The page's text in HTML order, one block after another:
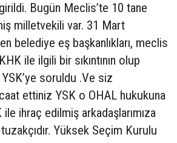
Bugün Meclis’te 10 tane
milletvekili var. 31 Mart
belediye eş başkanlıkları, meclis
ile ilgili bir sıkıntının olup
soruldu .Ve siz
ettiniz YSK o OHAL hukukuna
ihraç edilmiş arkadaşlarımıza
Yüksek Seçim Kurulu